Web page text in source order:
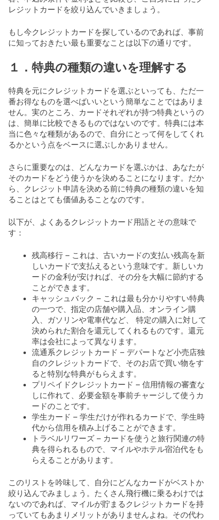
レジットカードを絞り込んでいきましょう。
もし今クレジットカードを探しているのであれば、事前
に知っておきたい最も重要なことは以下の通りです。
１．特典の種類の違いを理解する
特典を元にクレジットカードを選ぶといっても、ただ一
番お得なものを選べばいいという簡単なことではありま
せん。実のところ、カードそれぞれが持つ特典というの
は、簡単に比較できるものではないのです。特典には本
当に色々な種類があるので、自分にとって何をしてくれ
るかという点をベースに選ぶしかありません。
さらに重要なのは、どんなカードを選ぶかは、あなたが
そのカードをどう使うかを決めることになります。だか
ら、クレジット申請を決める前に特典の種類の違いを知
ることはとても価値あることなのです。
以下が、よくあるクレジットカード用語とその意味で
す：
残高移行 – これは、古いカードの支払い残高を新
しいカードで支払えるという意味です。新しいカ
ードの金利が安ければ、その分を大幅に節約する
ことができます。
キャッシュバック – これは最も分かりやすい特典
の一つで、指定の店舗や購入品、オンライン購
入、ガソリンや電車代など、 特定の購入に対して
決められた割合を還元してくれるものです。還元
率は会社によって異なります。
流通系クレジットカード – デパートなど小売店独
自のクレジットカードで、そのお店で買い物をす
ると特別な特典がもらえます。
プリペイドクレジットカード – 信用情報の審査な
しに作れて、必要金額を事前チャージして使うカ
ードのことです。
学生カード – 学生だけが作れるカードで、学生時
代から信用を積み上げることができます。
トラベルリワーズ – カードを使うと旅行関連の特
典を得られるもので、マイルやホテル宿泊代をも
らえることがあります。
このリストを吟味して、自分にどんなカードがベストか
絞り込んでみましょう。たくさん飛行機に乗るわけでは
ないのであれば、マイルが貯まるクレジットカードを持
っていてもあまりメリットがありませんよね。その代わ